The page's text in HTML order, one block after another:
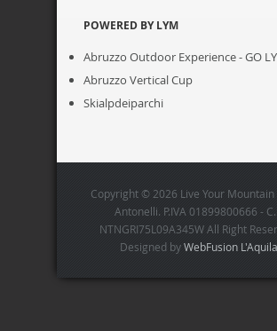
POWERED BY LYM
Abruzzo Outdoor Experience - GO
Abruzzo Vertical Cup
Skialpdeiparchi
Copyright © 2026 Live Your Mountain
Antonelli. P.IVA 01899800666 -
NTNGRI75L09A345W All Right
Designed byWebFusion L'Aquila